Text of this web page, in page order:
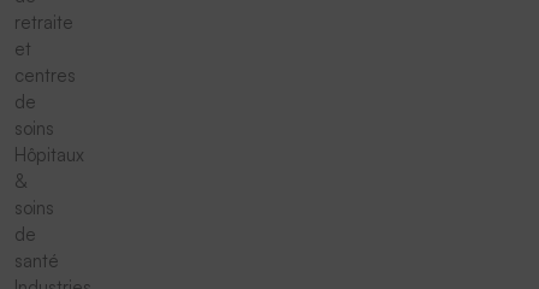
retraite
et
centres
de
soins
Hôpitaux
&
soins
de
santé